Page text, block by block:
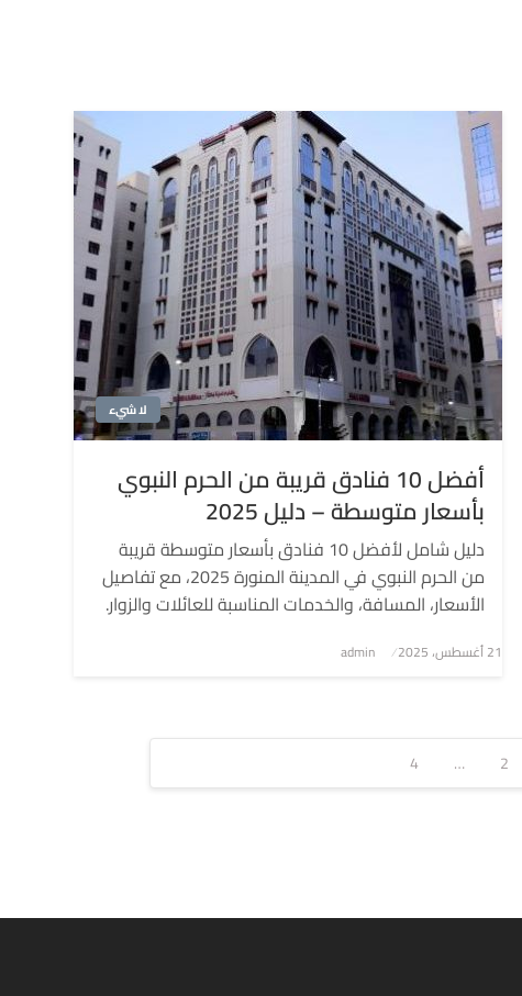
لا شيء
أفضل 10 فنادق قريبة من الحرم النبوي
بأسعار متوسطة – دليل 2025
دليل شامل لأفضل 10 فنادق بأسعار متوسطة قريبة
من الحرم النبوي في المدينة المنورة 2025، مع تفاصيل
الأسعار، المسافة، والخدمات المناسبة للعائلات والزوار.
نُشر
21 أغسطس، 2025 admin
2
…
4